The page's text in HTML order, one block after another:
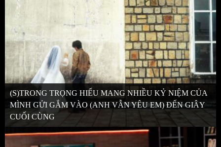
(S)TRONG TRỌNG HIẾU MANG NHIỀU KỶ NIỆM CỦA
MÌNH GỬI GẮM VÀO (ANH VẪN YÊU EM) ĐẾN GIÂY
CUỐI CÙNG